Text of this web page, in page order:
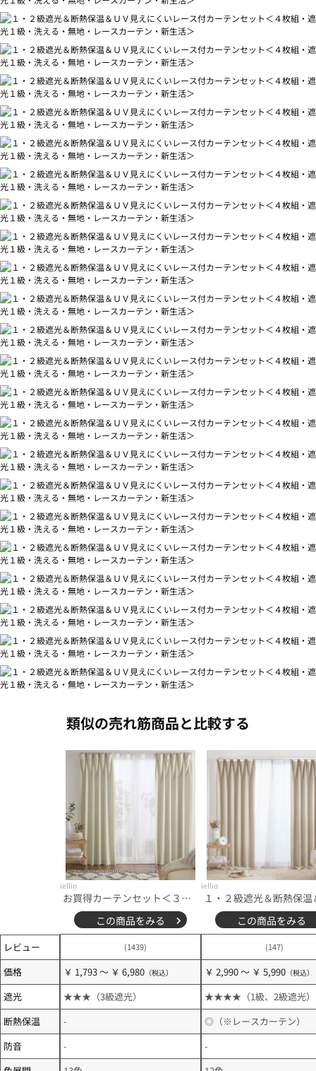
類似の売れ筋商品と比較する
レビュー
価格
遮光
断熱保温
防音
iellio
お買得カーテンセット＜３級遮光・４枚組・洗える・既製サイズ・無地＞
この商品をみる
(1439)
￥ 1,793 ～ ￥ 6,980
★★★（3級遮光）
-
-
iellio
この商品をみる
(147)
￥ 2,990 ～ ￥ 5,990
★★★★（1級、2級遮光）
◎（※レースカーテン）
-